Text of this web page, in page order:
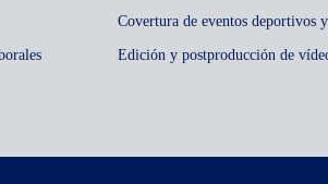
Covertura de eventos deportivos
Edición y postproducción de